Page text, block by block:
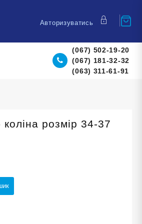
Авторизуватись
(067) 502-19-20
(067) 181-32-32
(063) 311-61-91
розмір 34-37